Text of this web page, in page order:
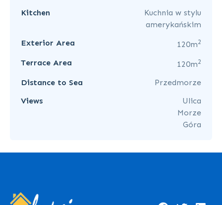
Kitchen
Kuchnia w stylu
amerykańskim
Exterior Area
120m2
Terrace Area 120m2
Distance to Sea
Przedmorze
Views
Ulica
Morze
Góra